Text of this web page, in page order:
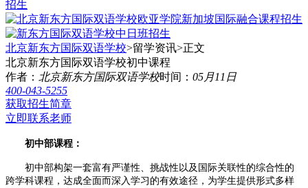
北京新东方国际双语学校>留学资讯>正文
北京新东方国际双语学校初中课程
作者： 北京新东方国际双语学校时间： 05月11日
400-043-5255
获取招生简章
立即联系老师
初中部课程：
初中部构架一套富有严谨性、挑战性以及国际关联性的综合性的
跨学科课程，达成全面而深入学习的有效途径，为学生提供形式多样